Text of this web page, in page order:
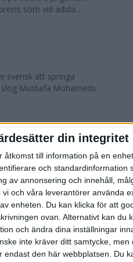
din integritet
till information på en
och standardinformation
av annonsering och innehåll,
vi och våra leverantörer använda
enheten. Du kan klicka för att
ovan. Alternativt kan du
och ändra dina inställningar
inte kräver ditt samtycke,
den här webbplatsen. Du
som vid adida...
svensk att springa
Mustafa Mohameds
bäst när det gäller - är väl
det äntligen är dags för det
tid - hur s...
adidas Adizero